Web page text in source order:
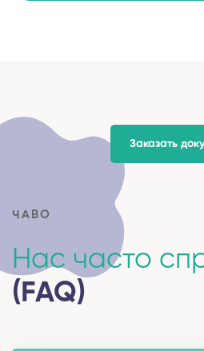
Заказать
ЧАВО
Нас часто
(FAQ)